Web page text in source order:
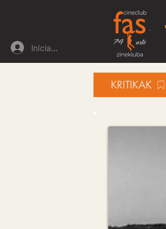
Iniciar sesión
KRITIKAK